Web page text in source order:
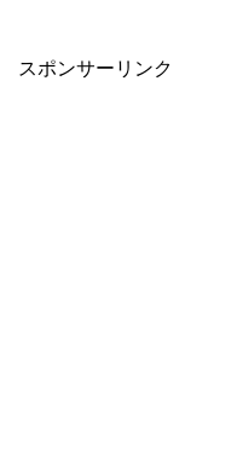
スポンサーリンク